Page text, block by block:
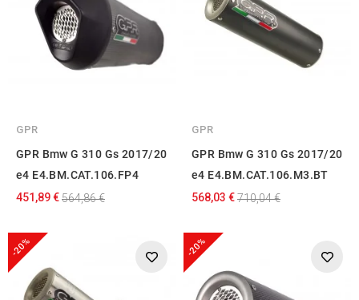
GPR
GPR Bmw G 310 Gs 2017/20
e4 E4.BM.CAT.106.FP4
451,89 €564,86 €
GPR
GPR Bmw G 310 Gs 2017/20
e4 E4.BM.CAT.106.M3.BT
568,03 €710,04 €
-20% -20%